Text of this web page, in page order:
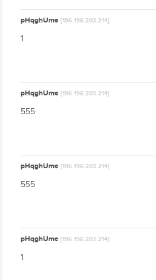
pHqghUme[196.196.203.214]
1
pHqghUme[196.196.203.214]
555
pHqghUme[196.196.203.214]
555
pHqghUme[196.196.203.214]
1